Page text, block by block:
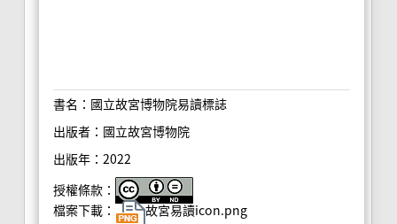
書名：國立故宮博物院易讀標誌
出版者：國立故宮博物院
出版年：2022
授權條款：
檔案下載：
故宮易讀icon.png